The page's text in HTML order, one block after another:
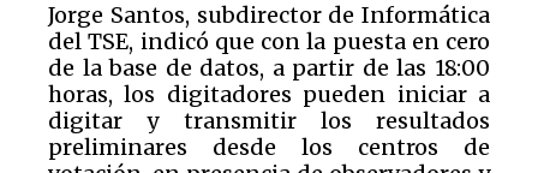
Jorge Santos, subdirector de Informática
del TSE, indicó que con la puesta en cero
de la base de datos, a partir de las 18:00
horas, los digitadores pueden iniciar a
digitar y transmitir los resultados
preliminares desde los centros de